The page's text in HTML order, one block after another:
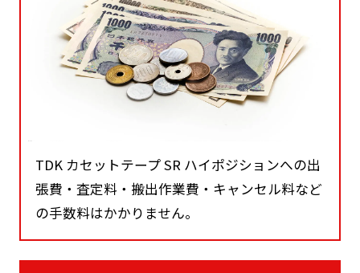
TDK カセットテープ SR ハイポジションへの出
張費・査定料・搬出作業費・キャンセル料など
の手数料はかかりません。